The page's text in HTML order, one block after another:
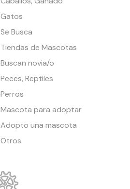
Gatos
Se Busca
Tiendas de Mascotas
Buscan novia/o
Peces, Reptiles
Perros
Mascota para adoptar
Adopto una mascota
Otros